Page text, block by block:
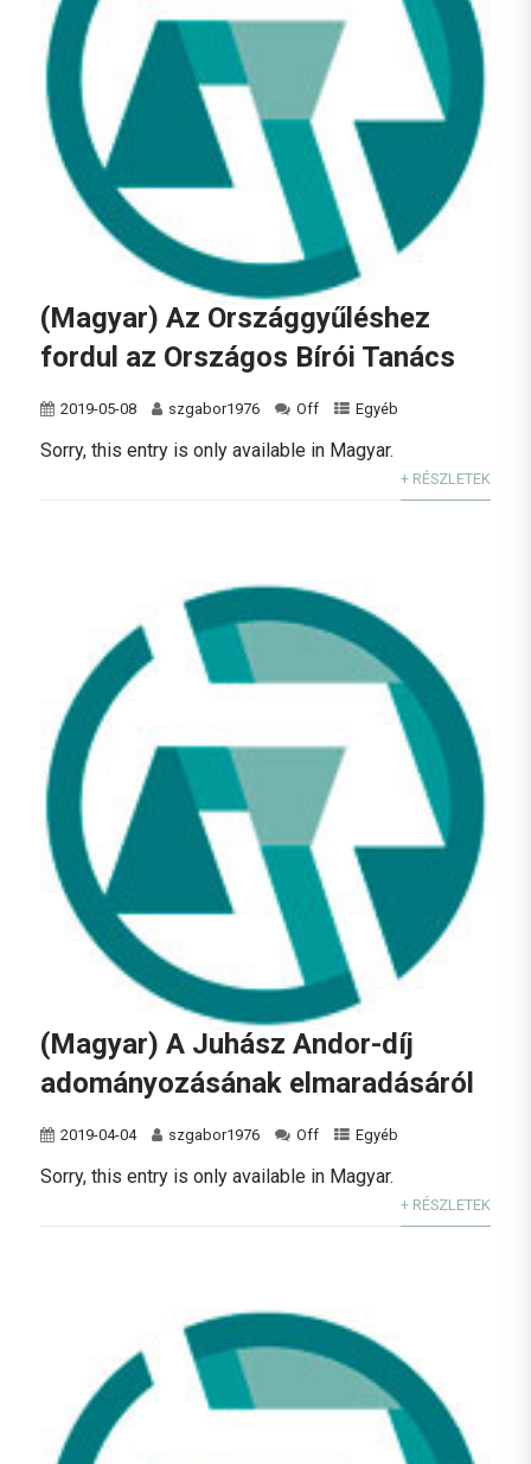
(Magyar) Az Országgyűléshez
fordul az Országos Bírói Tanács
2019-05-08 szgabor1976 Off Egyéb
Sorry, this entry is only available in Magyar.
+ RÉSZLETEK
(Magyar) A Juhász Andor-díj
adományozásának elmaradásáról
2019-04-04 szgabor1976 Off Egyéb
Sorry, this entry is only available in Magyar.
+ RÉSZLETEK